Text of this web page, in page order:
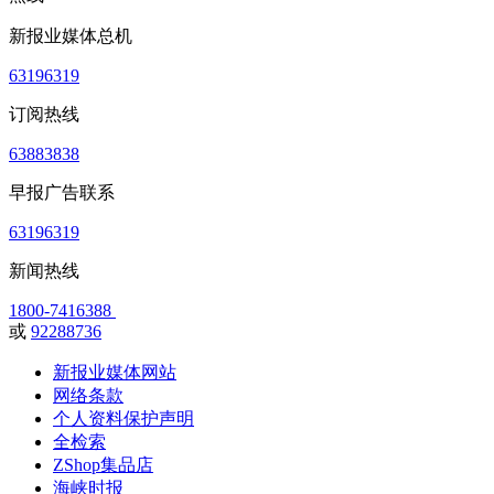
新报业媒体总机
63196319
订阅热线
63883838
早报广告联系
63196319
新闻热线
1800-7416388
或 92288736
新报业媒体网站
网络条款
个人资料保护声明
全检索
ZShop集品店
海峡时报